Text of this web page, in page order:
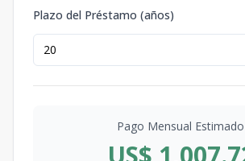
Plazo del Préstamo (años)
Pago Mensual Estimado